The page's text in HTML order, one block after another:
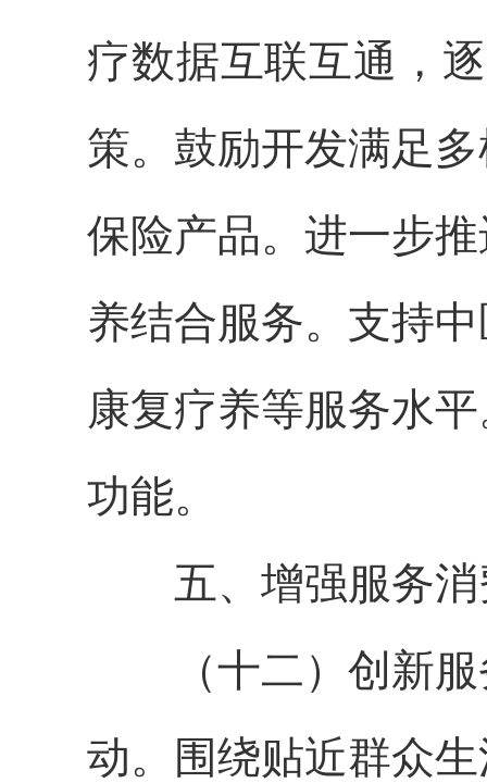
疗数据互联互通，
策。鼓励开发满足
保险产品。进一步
养结合服务。支持
康复疗养等服务水
功能。
五、增强服务消
（十二）创新服
动。围绕贴近群众